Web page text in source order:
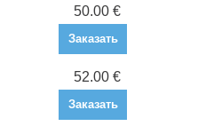
50.00 €
Заказать
52.00 €
Заказать